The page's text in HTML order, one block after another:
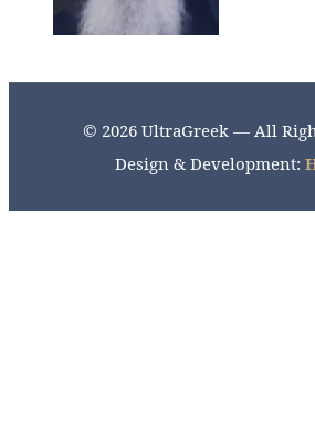
© 2026 UltraGreek — All
Design & Development: